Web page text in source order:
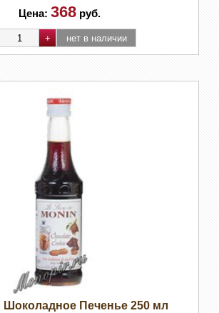
Цена: 368 руб.
Печенье 250 мл